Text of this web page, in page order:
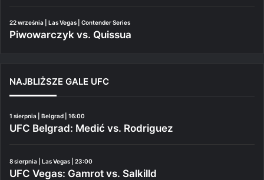
22 września | Las Vegas | Contender Series
Piwowarczyk vs. Quissua
NAJBLIŻSZE GALE UFC
1 sierpnia | Belgrad | 16:00
UFC Belgrad: Medić vs. Rodriguez
8 sierpnia | Las Vegas | 23:00
UFC Vegas: Gamrot vs. Salkilld